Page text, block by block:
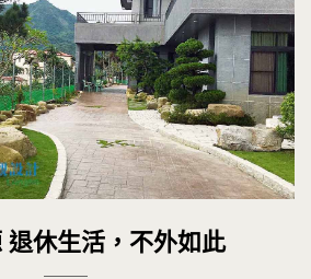
退休生活，不外如此